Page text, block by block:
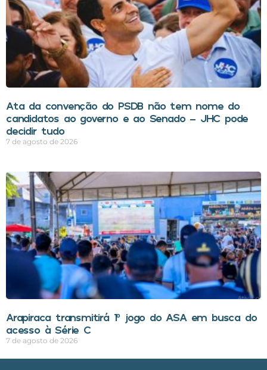
Ata da convenção do PSDB não tem nome do
candidatos ao governo e ao Senado – JHC pode
decidir tudo
7 de agosto de 2026
Arapiraca transmitirá 1º jogo do ASA em busca do
acesso à Série C
7 de agosto de 2026